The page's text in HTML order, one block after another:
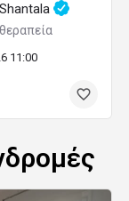
11:00